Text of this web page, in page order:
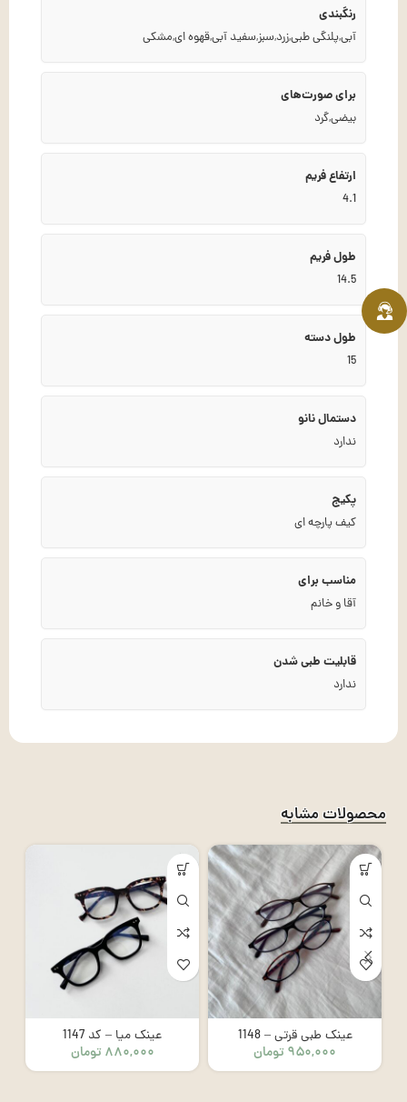
رنگبندی
آبی,پلنگی طبی,زرد,سبز,سفید آبی,قهوه ای,مشکی
برای صورت‌های
بیضی,گرد
ارتفاع فریم
4.1
طول فریم
14.5
طول دسته
15
دستمال نانو
ندارد
پکیج
کیف پارچه ای
مناسب برای
آقا و خانم
قابلیت طبی شدن
ندارد
محصولات مشابه
عینک طبی قرتی – 1148
۹۵۰,۰۰۰ تومان
عینک میا – کد 1147
۸۸۰,۰۰۰ تومان